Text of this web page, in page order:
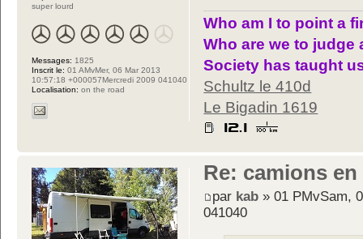
Who am I to point a
Who are we to judge
Society has taught
Schultz le 410d
Le Bigadin 1619
super lourd
Messages: 1825
Inscrit le: 01 AMvMer, 06 Mar 2013
10:57:18 +000057Mercredi 2009 041040
Localisation: on the road
Re: camions
par kab » 01 PMvSam,
041040